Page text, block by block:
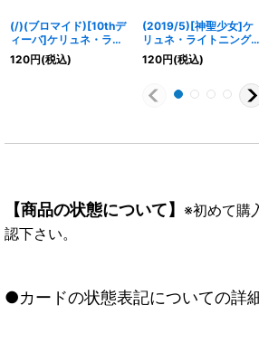
(/)(ブロマイド)[10thデ
ィーバ]ケリュネ・ライ
トニング【-】{D05-18}
《》
120円(税込)
(2019/5)[神聖少女]ケ
リュネ・ライトニング
【M】{BSC33-036}
《黄》
120円(税込)
【商品の状態について】 ※初めて購
認下さい。
●カードの状態表記についての詳